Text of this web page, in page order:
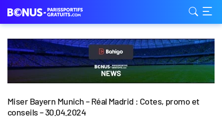
Miser Bayern Munich – Réal Madrid : Cotes, promo et
conseils – 30.04.2024